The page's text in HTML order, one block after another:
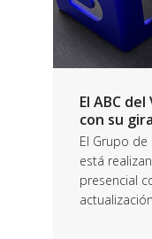
El ABC
con su
El Grupo de
está
presencial